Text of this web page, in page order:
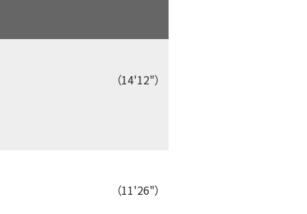
（14'12"）
（11'26"）